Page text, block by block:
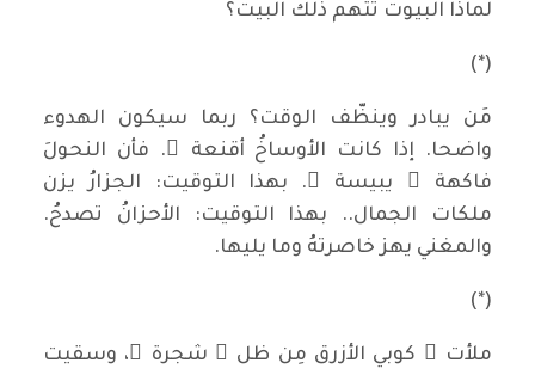
لماذا البيوت تتهم ذلك البيت؟
(*)
مَن يبادر وينظّف الوقت؟ ربما سيكون الهدوء
واضحا. إذا كانت الأوساخُ أقنعة ً. فأن النحولَ
فاكهة ٌ يبيسة ٌ. بهذا التوقيت: الجزارُ يزن
ملكات الجمال.. بهذا التوقيت: الأحزانُ تصدحُ.
والمغني يهز خاصرتهُ وما يليها.
(*)
ملأت ُ كوبي الأزرق مِن ظل ِ شجرة ٍ، وسقيت